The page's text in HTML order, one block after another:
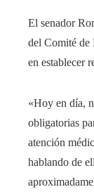
El senador
del Comité de
en establecer
«Hoy en día,
obligatorias
atención
hablando de